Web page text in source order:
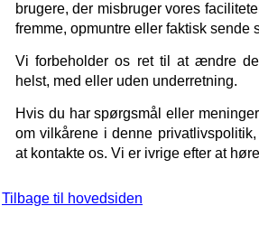
brugere, der misbruger vores
fremme, opmuntre eller faktisk sende
Vi forbeholder os ret til at ændre
helst, med eller uden underretning.
Hvis du har spørgsmål eller
om vilkårene i denne privatlivspolitik,
at kontakte os. Vi er ivrige efter at
Tilbage til hovedsiden